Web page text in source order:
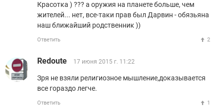
Красотка ) ??? а оружия на планете больше, чем
жителей... нет, все-таки прав был Дарвин - обязьяна
наш ближайший родственник ))
Ответить 2
Redoute 17 июня 2015 г. 11:22
Зря не взяли религиозное мышление,доказывается
все гораздо легче.
Ответить 1